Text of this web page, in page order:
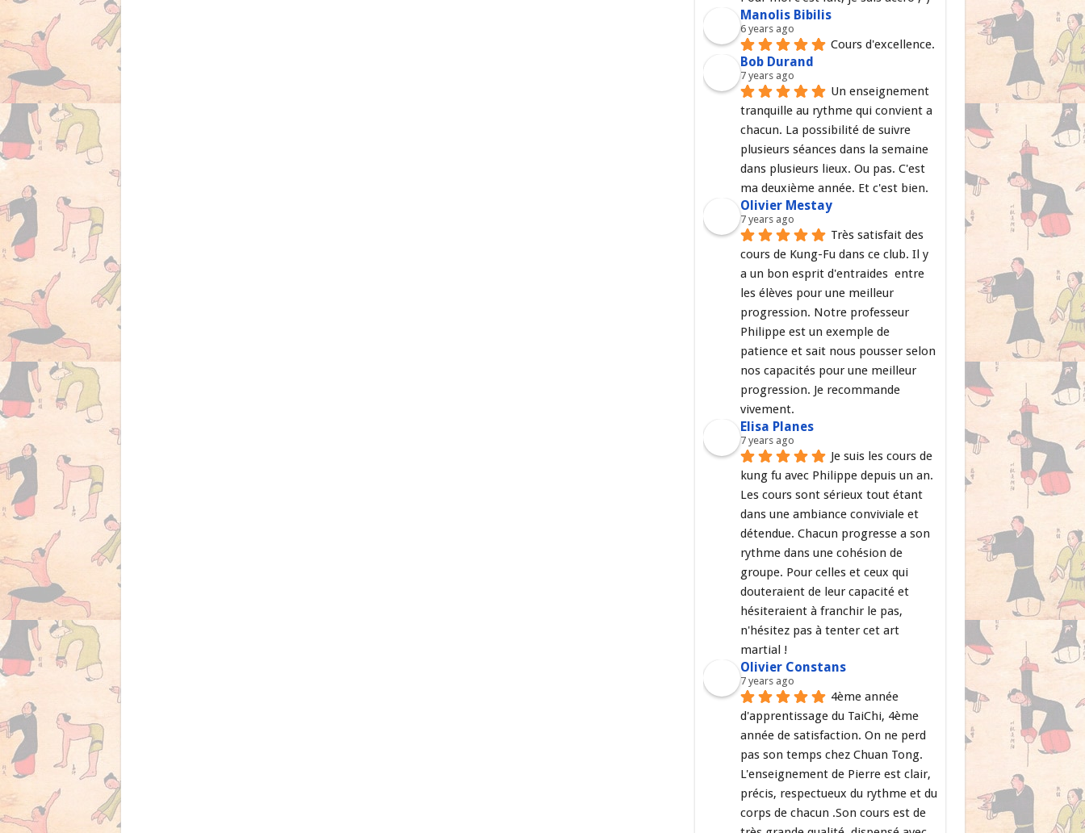
Manolis Bibilis
6 years ago
Cours d'excellence.
Bob Durand
7 years ago
Un enseignement
tranquille au rythme qui convient a
chacun. La possibilité de suivre
plusieurs séances dans la semaine
dans plusieurs lieux. Ou pas. C'est
ma deuxième année. Et c'est bien.
Olivier Mestay
7 years ago
Très satisfait des
cours de Kung-Fu dans ce club. Il y
a un bon esprit d'entraides  entre
les élèves pour une meilleur
progression. Notre professeur
Philippe est un exemple de
patience et sait nous pousser selon
nos capacités pour une meilleur
progression. Je recommande
vivement.
Elisa Planes
7 years ago
Je suis les cours de
kung fu avec Philippe depuis un an.
Les cours sont sérieux tout étant
dans une ambiance conviviale et
détendue. Chacun progresse a son
rythme dans une cohésion de
groupe. Pour celles et ceux qui
douteraient de leur capacité et
hésiteraient à franchir le pas,
n'hésitez pas à tenter cet art
martial !
Olivier Constans
7 years ago
4ème année
d'apprentissage du TaiChi, 4ème
année de satisfaction. On ne perd
pas son temps chez Chuan Tong.
L'enseignement de Pierre est clair,
précis, respectueux du rythme et du
corps de chacun .Son cours est de